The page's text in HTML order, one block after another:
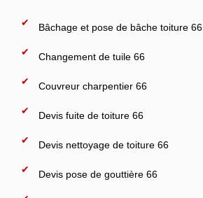
Bâchage et pose de bâche toiture 66
Changement de tuile 66
Couvreur charpentier 66
Devis fuite de toiture 66
Devis nettoyage de toiture 66
Devis pose de gouttière 66